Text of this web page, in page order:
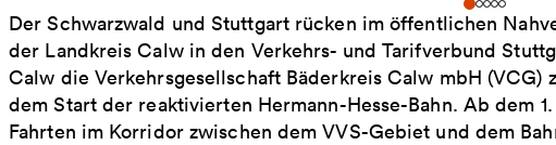
Der Schwarzwald und Stuttgart rücken im öffentlichen
der Landkreis Calw in den Verkehrs- und Tarifverbund
Calw die Verkehrsgesellschaft Bäderkreis Calw mbH (VCG)
dem Start der reaktivierten Hermann-Hesse-Bahn. Ab dem
Fahrten im Korridor zwischen dem VVS-Gebiet und dem